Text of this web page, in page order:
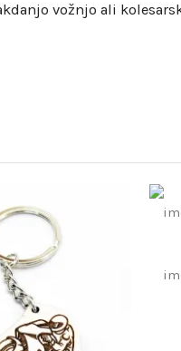
vožnjo ali